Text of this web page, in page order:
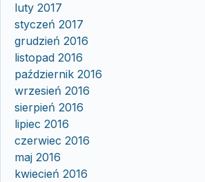
luty 2017
styczeń 2017
grudzień 2016
listopad 2016
październik 2016
wrzesień 2016
sierpień 2016
lipiec 2016
czerwiec 2016
maj 2016
kwiecień 2016